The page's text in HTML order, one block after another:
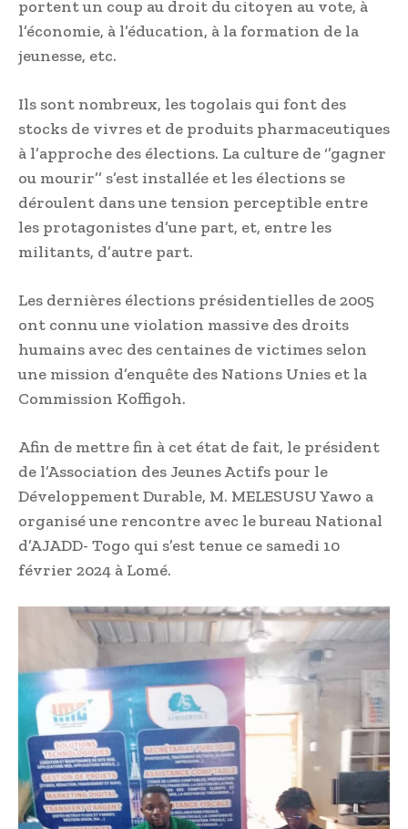
portent un coup au droit du citoyen au vote, à
l’économie, à l’éducation, à la formation de la
jeunesse, etc.
Ils sont nombreux, les togolais qui font des
stocks de vivres et de produits pharmaceutiques
à l’approche des élections. La culture de ‘’gagner
ou mourir’’ s’est installée et les élections se
déroulent dans une tension perceptible entre
les protagonistes d’une part, et, entre les
militants, d’autre part.
Les dernières élections présidentielles de 2005
ont connu une violation massive des droits
humains avec des centaines de victimes selon
une mission d’enquête des Nations Unies et la
Commission Koffigoh.
Afin de mettre fin à cet état de fait, le président
de l’Association des Jeunes Actifs pour le
Développement Durable, M. MELESUSU Yawo a
organisé une rencontre avec le bureau National
d’AJADD- Togo qui s’est tenue ce samedi 10
février 2024 à Lomé.